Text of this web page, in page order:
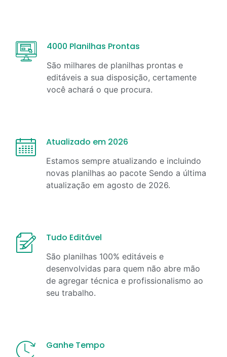
4000 Planilhas Prontas
São milhares de planilhas prontas e
editáveis a sua disposição, certamente
você achará o que procura.
Atualizado em 2026
Estamos sempre atualizando e incluindo
novas planilhas ao pacote Sendo a última
atualização em agosto de 2026.
Tudo Editável
São planilhas 100% editáveis e
desenvolvidas para quem não abre mão
de agregar técnica e profissionalismo ao
seu trabalho.
Ganhe Tempo